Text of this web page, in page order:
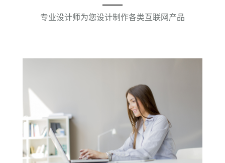
佳业网络科技创办于2004年，是四平地区最早
化、及网络营销服务的专业企业，多年来，始
终秉承开拓创新的精神，坚持创造先进完善的
建站体系，不仅研发了一系列适用于各行各业
的智能建站软件，并已成功推广至上千家企
专业设计师为您设计制作各类互联网产品